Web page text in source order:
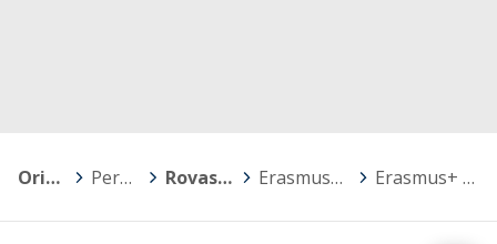
Orivesi > Perusopetus > Rovastinkankaan koulu > Erasmus+ ja eTwinning -projektit > Erasmus+ 2022-2023